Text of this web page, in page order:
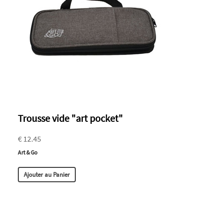
Trousse vide "art pocket"
€ 12.45
Art & Go
Ajouter au Panier